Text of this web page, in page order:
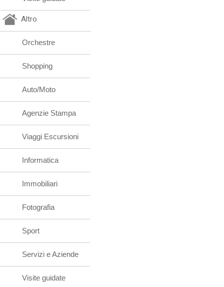
Altro
Orchestre
Shopping
Auto/Moto
Agenzie Stampa
Viaggi Escursioni
Informatica
Immobiliari
Fotografia
Sport
Servizi e Aziende
Visite guidate